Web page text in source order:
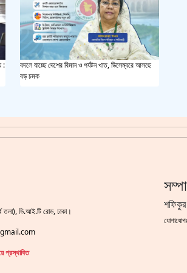
:
বদলে যাচ্ছে দেশের বিমান ও পর্যটন খাত, ডিসেম্বরে আসছে
বড় চমক
আজ
তলা), ডি.আই.টি রোড, ঢাকা।
প্রস্থাবিত
শফিকুর